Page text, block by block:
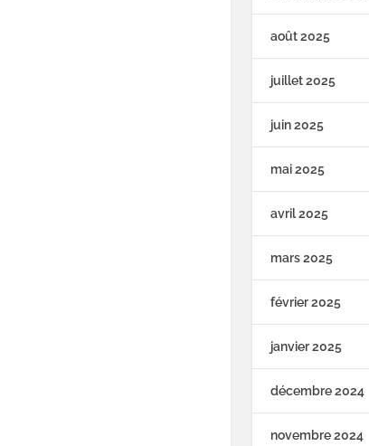
août 2025
juillet 2025
juin 2025
mai 2025
avril 2025
mars 2025
février 2025
janvier 2025
décembre 2024
novembre 2024